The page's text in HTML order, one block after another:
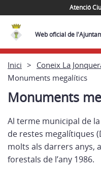
Atenció
Web oficial de
Inici Coneix La
Monuments megalítics
Monuments
Al terme municipal de
de restes megalítiques
molts als darrers anys,
forestals de l’any 1986.